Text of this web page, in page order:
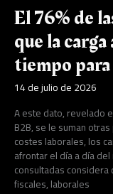
El 76% de
que la
tiempo
14 de julio de 2026
A este dato, revelado
B2B, se le suman
costes laborales, los
afrontar el día a día
consultadas
fiscales, laborales